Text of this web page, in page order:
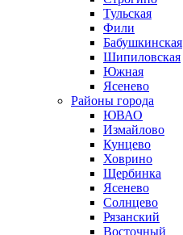
Тульская
Фили
Бабушкинская
Шипиловская
Южная
Ясенево
Районы города
ЮВАО
Измайлово
Кунцево
Ховрино
Щербинка
Ясенево
Солнцево
Рязанский
Восточный